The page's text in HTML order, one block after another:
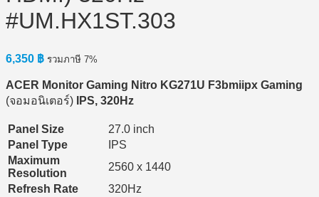
#UM.HX1ST.303
6,350 ฿ รวมภาษี 7%
ACER Monitor Gaming Nitro KG271U F3bmiipx Gaming
(จอมอนิเตอร์)
IPS, 320Hz
Panel Size
27.0 inch
Panel Type
IPS
Maximum
Resolution
2560 x 1440
Refresh Rate
320Hz